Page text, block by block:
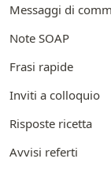
Messaggi di
Note SOAP
Frasi rapide
Inviti a colloquio
Risposte ricetta
Avvisi referti